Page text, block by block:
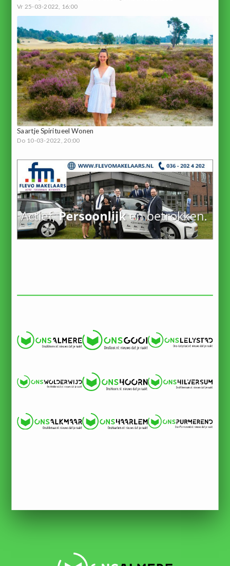
Vr 25-03-2022, 16:00
Saartje Spiritueel Wonen
Do 10-03-2022, 20:00